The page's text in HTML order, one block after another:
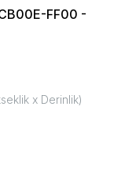
FF00 -
x Derinlik)